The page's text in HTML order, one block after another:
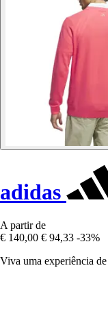
adidas
A partir de
€ 140,00 € 94,33 -33%
Viva uma experiência